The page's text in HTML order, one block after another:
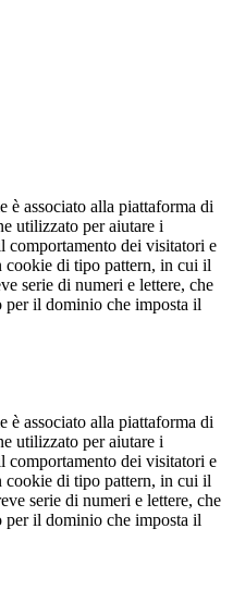
è associato alla piattaforma di
utilizzato per aiutare i
comportamento dei visitatori e
cookie di tipo pattern, in cui il
serie di numeri e lettere, che
il dominio che imposta il
è associato alla piattaforma di
utilizzato per aiutare i
comportamento dei visitatori e
cookie di tipo pattern, in cui il
serie di numeri e lettere, che
il dominio che imposta il